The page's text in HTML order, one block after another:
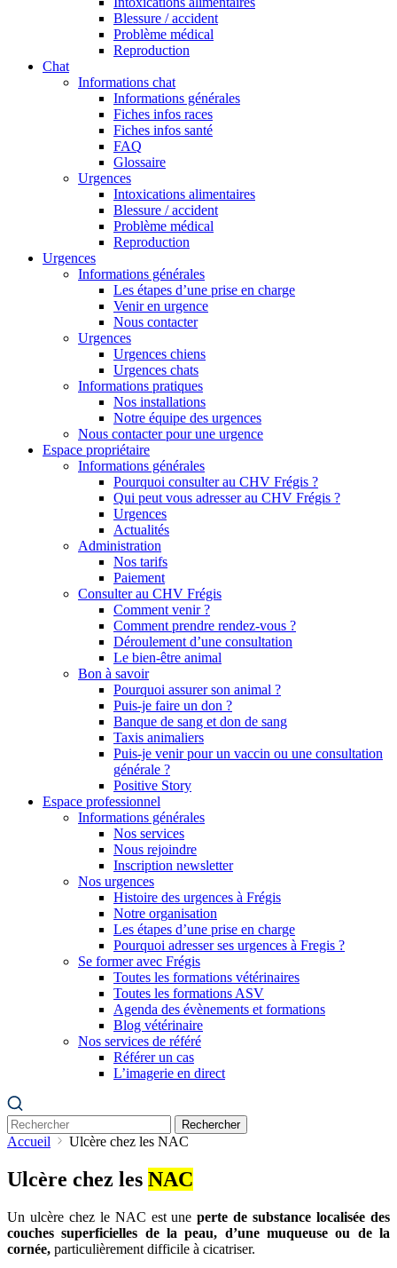
Blessure / accident
Problème médical
Reproduction
Chat
Informations chat
Informations générales
Fiches infos races
Fiches infos santé
FAQ
Glossaire
Urgences
Intoxications alimentaires
Blessure / accident
Problème médical
Reproduction
Urgences
Informations générales
Les étapes d’une prise en charge
Venir en urgence
Nous contacter
Urgences
Urgences chiens
Urgences chats
Informations pratiques
Nos installations
Notre équipe des urgences
Nous contacter pour une urgence
Espace propriétaire
Informations générales
Pourquoi consulter au CHV Frégis ?
Qui peut vous adresser au CHV Frégis ?
Urgences
Actualités
Administration
Nos tarifs
Paiement
Consulter au CHV Frégis
Comment venir ?
Comment prendre rendez-vous ?
Déroulement d’une consultation
Le bien-être animal
Bon à savoir
Pourquoi assurer son animal ?
Puis-je faire un don ?
Banque de sang et don de sang
Taxis animaliers
Puis-je venir pour un vaccin ou une consultation
générale ?
Positive Story
Espace professionnel
Informations générales
Nos services
Nous rejoindre
Inscription newsletter
Nos urgences
Histoire des urgences à Frégis
Notre organisation
Les étapes d’une prise en charge
Pourquoi adresser ses urgences à Fregis ?
Se former avec Frégis
Toutes les formations vétérinaires
Toutes les formations ASV
Agenda des évènements et formations
Blog vétérinaire
Nos services de référé
Référer un cas
L’imagerie en direct
Rechercher
Accueil Ulcère chez les NAC
Ulcère chez les NAC
Un ulcère chez le NAC est une perte de substance localisée des
couches superficielles de la peau, d’une muqueuse ou de la
cornée, particulièrement difficile à cicatriser.